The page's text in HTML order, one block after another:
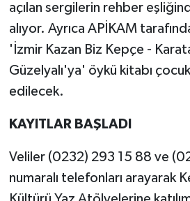
açılan sergilerin rehber
alıyor. Ayrıca APİKAM
'İzmir Kazan Biz Kepçe -
Güzelyalı'ya' öykü kitabı
edilecek.
KAYITLAR BAŞLADI
Veliler (0232) 293 15 88 ve
numaralı telefonları arayarak